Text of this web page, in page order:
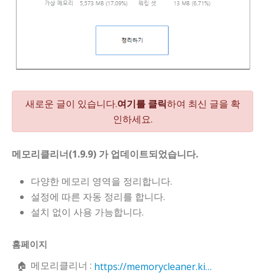
새로운 글이 있습니다.여기를 클릭하여 최신 글을 확
인하세요.
메모리클리너(1.9.9) 가 업데이트되었습니다.
다양한 메모리 영역을 정리합니다.
설정에 따른 자동 정리를 합니다.
설치 없이 사용 가능합니다.
홈페이지
메모리클리너 : https://memorycleaner.kilho.net